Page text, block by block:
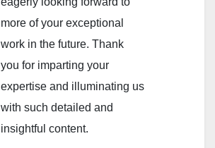
more of your exceptional
work in the future. Thank
you for imparting your
expertise and illuminating us
with such detailed and
insightful content.